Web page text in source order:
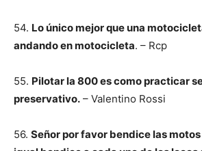
54. Lo único mejor que una
andando en motocicleta. – Rcp
55. Pilotar la 800 es como practicar
preservativo. – Valentino Rossi
56. Señor por favor bendice las